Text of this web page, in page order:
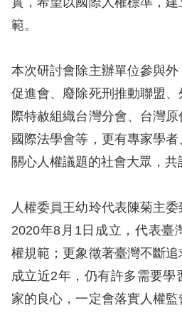
陳
情
訴
人
權
資
料
礙
快
捷
範。
本次研討會除主辦單位參與
促進會、廢除死刑推動聯盟
際特赦組織台灣分會、台灣
國際法學會等，更有專家學
關心人權議題的社會大眾，共
人權委員王幼玲代表陳菊主
2020年8月1日成立，代表臺
權規範；更象徵著臺灣不斷追
成立近2年，仍有許多需要學
家的良心，一定會落實人權